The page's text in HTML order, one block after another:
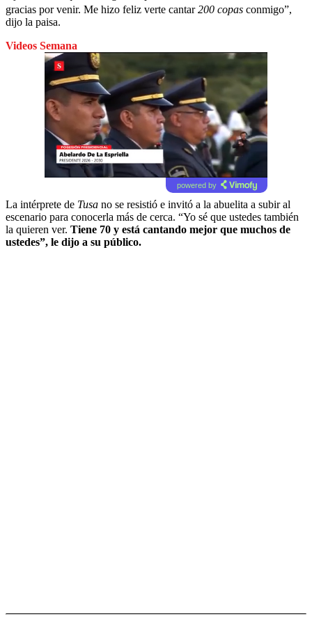
gracias por venir. Me hizo feliz verte cantar200 copas conmigo”,
dijo la paisa.
Videos Semana
powered by
La intérprete de Tusa no se resistió e invitó a la abuelita a subir al
escenario para conocerla más de cerca. “Yo sé que ustedes también
la quieren ver. Tiene 70 y está cantando mejor que muchos de
ustedes”, le dijo a su público.